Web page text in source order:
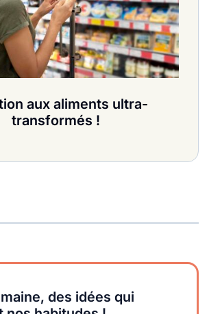
aux aliments ultra-
transformés !
des idées qui